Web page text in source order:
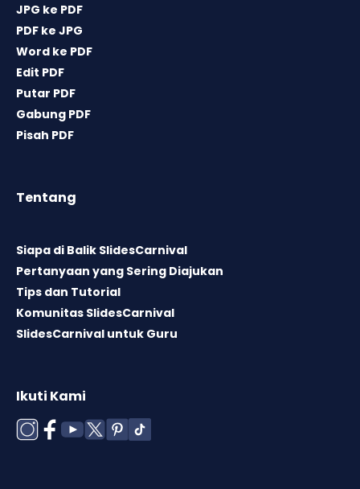
JPG ke PDF
PDF ke JPG
Word ke PDF
Edit PDF
Putar PDF
Gabung PDF
Pisah PDF
Tentang
Siapa di Balik SlidesCarnival
Pertanyaan yang Sering Diajukan
Tips dan Tutorial
Komunitas SlidesCarnival
SlidesCarnival untuk Guru
Ikuti Kami